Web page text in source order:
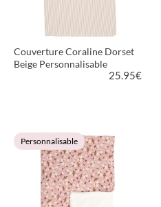
Couverture Coraline Dorset
Beige Personnalisable
25.95€
VOIR LE PRODUIT
Personnalisable